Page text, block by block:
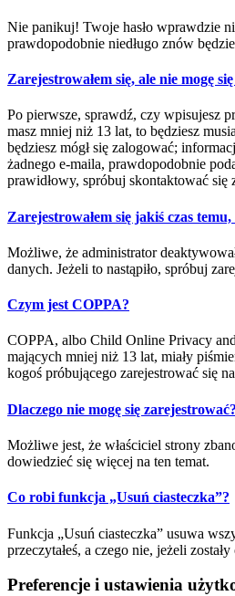
Nie panikuj! Twoje hasło wprawdzie
prawdopodobnie niedługo znów
Zarejestrowałem się, ale nie mogę
Po pierwsze, sprawdź, czy wpisujesz
masz mniej niż 13 lat, to będziesz
będziesz mógł się zalogować;
żadnego e-maila, prawdopodobnie
prawidłowy, spróbuj skontaktować się
Zarejestrowałem się jakiś czas
Możliwe, że administrator
danych. Jeżeli to nastąpiło, spróbuj
Czym jest COPPA?
COPPA, albo Child Online Privacy
mających mniej niż 13 lat, miały
kogoś próbującego zarejestrować się
Dlaczego nie mogę się zarejestrować?
Możliwe jest, że właściciel strony
dowiedzieć się więcej na ten temat.
Co robi funkcja „Usuń ciasteczka”?
Funkcja „Usuń ciasteczka” usuwa
przeczytałeś, a czego nie, jeżeli
Preferencje i ustawienia